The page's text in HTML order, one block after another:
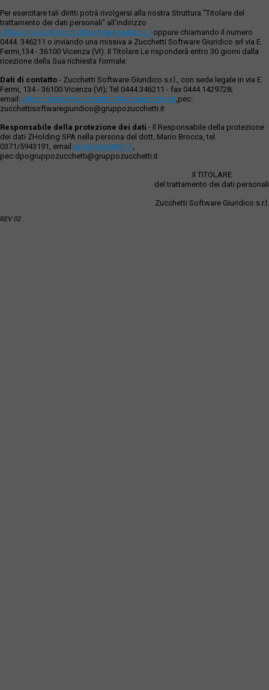
Per esercitare tali diritti potrà rivolgersi alla nostra Struttura "Titolare del
trattamento dei dati personali" all'indirizzo
ufficio.privacy@zucchettisofwaregiuridico.itoppure chiamando il numero
0444. 346211 o inviando una missiva a Zucchetti Software Giuridico srl via E.
Fermi,134 - 36100 Vicenza (VI). Il Titolare Le risponderà entro 30 giorni dalla
ricezione della Sua richiesta formale.
Dati di contatto - Zucchetti Software Giuridico s.r.l., con sede legale in via E.
Fermi, 134 - 36100 Vicenza (VI); Tel 0444.346211 - fax 0444.1429728;
email:ufficio.privacy@zucchettisoftwaregiuridico.it,pec:
zucchettisoftwaregiuridico@gruppozucchetti.it
Responsabile della protezione dei dati - Il Responsabile della protezione
dei dati ZHolding SPA nella persona del dott. Mario Brocca, tel.
0371/5943191, email:dpo@zucchetti.it,
pec:dpogruppozucchetti@gruppozucchetti.it
Il TITOLARE
del trattamento dei dati personali
Zucchetti Software Giuridico s.r.l.
REV 02